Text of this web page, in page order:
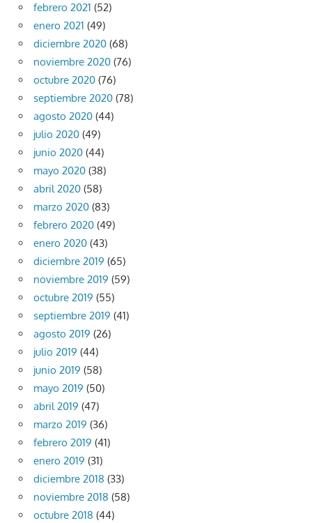
febrero 2021 (52)
enero 2021 (49)
diciembre 2020 (68)
noviembre 2020 (76)
octubre 2020 (76)
septiembre 2020 (78)
agosto 2020 (44)
julio 2020 (49)
junio 2020 (44)
mayo 2020 (38)
abril 2020 (58)
marzo 2020 (83)
febrero 2020 (49)
enero 2020 (43)
diciembre 2019 (65)
noviembre 2019 (59)
octubre 2019 (55)
septiembre 2019 (41)
agosto 2019 (26)
julio 2019 (44)
junio 2019 (58)
mayo 2019 (50)
abril 2019 (47)
marzo 2019 (36)
febrero 2019 (41)
enero 2019 (31)
diciembre 2018 (33)
noviembre 2018 (58)
octubre 2018 (44)